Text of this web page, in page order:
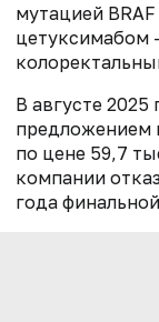
мутацией
цетуксимабом
В августе
предложением
по цене 59,7
компании
года